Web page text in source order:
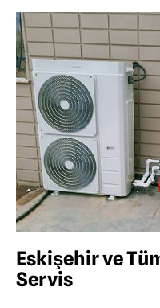
Eskişehir ve
Servis